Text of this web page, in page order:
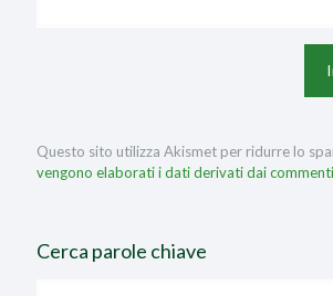
Questo sito utilizza Akismet per ridurre lo
vengono elaborati i dati derivati dai commenti
Cerca parole chiave